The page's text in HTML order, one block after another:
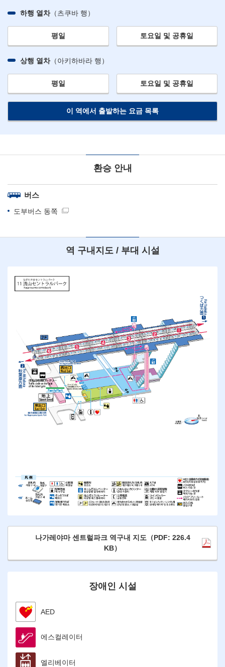
하행 열차（츠쿠바 행）
평일 토요일 및 공휴일
상행 열차（아키하바라 행）
평일 토요일 및 공휴일
이 역에서 출발하는 요금 목록
환승 안내
버스
도부버스 동쪽
역 구내지도 / 부대 시설
장애인 시설
AED
에스컬레이터
엘리베이터
나가레야마 센트럴파크 역구내 지도（PDF: 226.4
KB）